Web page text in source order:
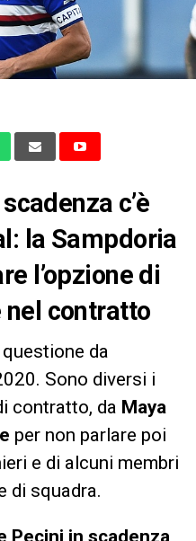
c’è
la Sampdoria
l’opzione di
nel contratto
da
Sono diversi i
contratto, da Maya
per non parlare poi
e di alcuni membri
di squadra.